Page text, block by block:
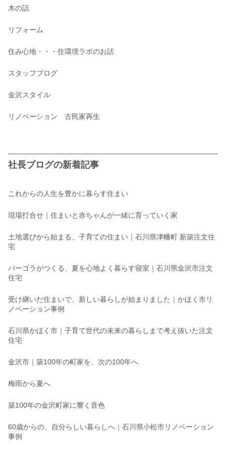
木の話
リフォーム
住み心地・・・住環境ラボのお話
スタッフブログ
金沢スタイル
リノベーション 古民家再生
社長ブログの新着記事
これからの人生を豊かに暮らす住まい
現場打合せ｜住まいと赤ちゃんが一緒に育っていく家
土地選びから始まる、子育ての住まい｜石川県津幡町 新築注文住
宅
パーゴラがつくる、夏を心地よく暮らす寝室｜石川県金沢市注文
住宅
受け継いだ住まいで、新しい暮らしが始まりました｜かほく市リ
ノベーション事例
石川県かほく市｜子育て世代の未来の暮らしまで考え抜いた注文
住宅
金沢市｜築100年の町家を、次の100年へ
梅雨から夏へ
築100年の金沢町家に響く音色
60歳からの、自分らしい暮らしへ｜石川県小松市リノベーション
事例